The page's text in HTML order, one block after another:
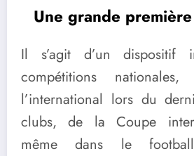
Une grande
Il s’agit d’un dispositif
compétitions
l’international lors du
clubs, de la Coupe
même dans le